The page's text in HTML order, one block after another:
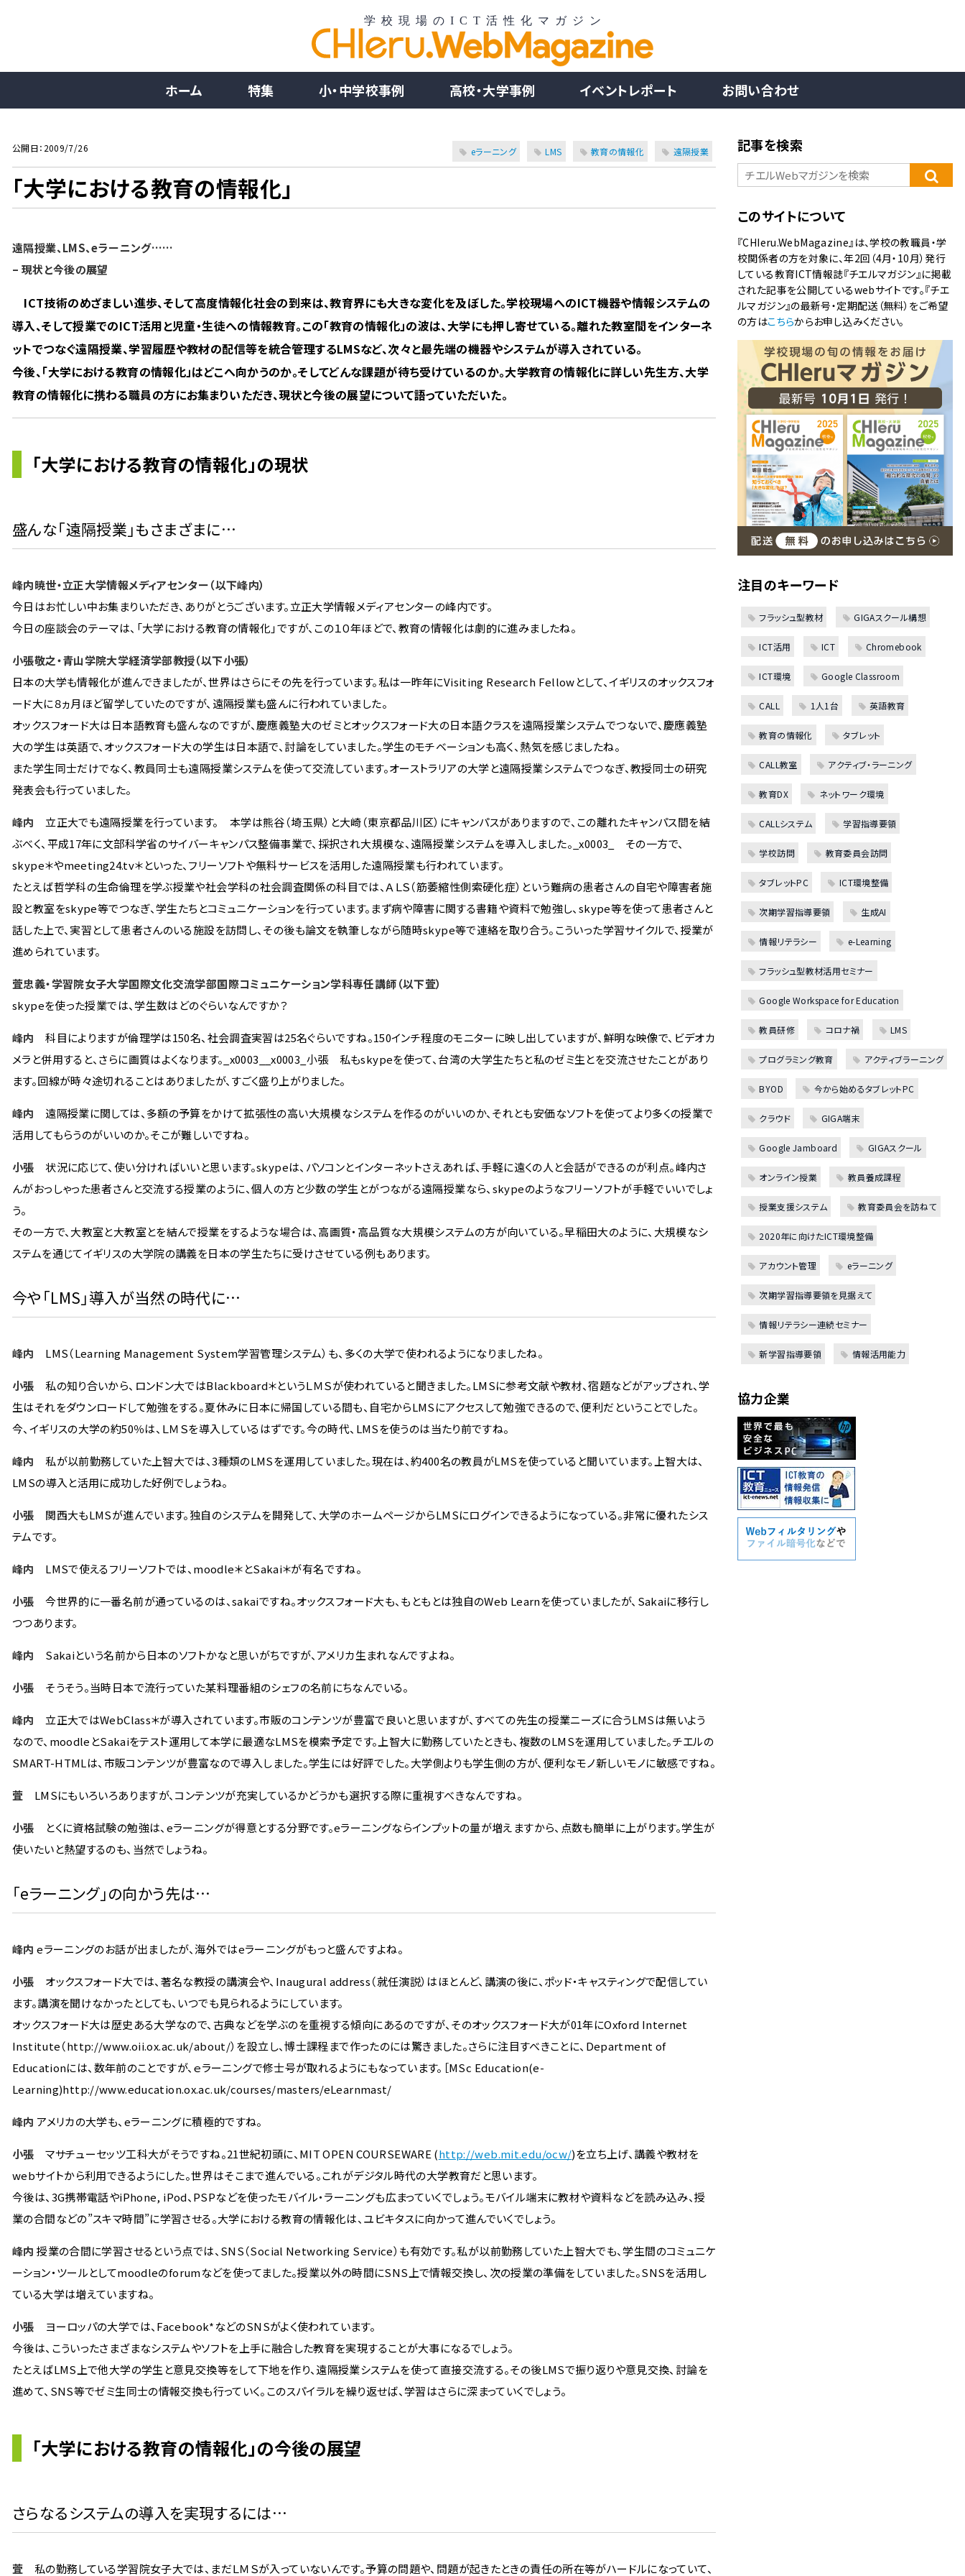
ホーム 特集 小・中学校事例 高校・大学事例 イベントレポート お問い合わせ
公開日：2009/7/26 eラーニング LMS 教育の情報化 遠隔授業
「大学における教育の情報化」
遠隔授業、LMS、eラーニング……
– 現状と今後の展望
ICT技術のめざましい進歩、そして高度情報化社会の到来は、教育界にも大きな変化を及ぼした。学校現場へのICT機器や情報システムの
導入、そして授業でのICT活用と児童・生徒への情報教育。この「教育の情報化」の波は、大学にも押し寄せている。離れた教室間をインターネ
ットでつなぐ遠隔授業、学習履歴や教材の配信等を統合管理するLMSなど、次々と最先端の機器やシステムが導入されている。
今後、「大学における教育の情報化」はどこへ向かうのか。そしてどんな課題が待ち受けているのか。大学教育の情報化に詳しい先生方、大学
教育の情報化に携わる職員の方にお集まりいただき、現状と今後の展望について語っていただいた。
「大学における教育の情報化」の現状
盛んな「遠隔授業」もさまざまに…
峰内暁世・立正大学情報メディアセンター（以下峰内）
今日はお忙しい中お集まりいただき、ありがとうございます。立正大学情報メディアセンターの峰内です。
今日の座談会のテーマは、「大学における教育の情報化」ですが、この１０年ほどで、教育の情報化は劇的に進みましたね。
小張敬之・青山学院大学経済学部教授（以下小張）
日本の大学も情報化が進んできましたが、世界はさらにその先を行っています。私は一昨年にVisiting Research Fellowとして、イギリスのオックスフォ
ード大に８ヵ月ほど留学していたのですが、遠隔授業も盛んに行われていました。
オックスフォード大は日本語教育も盛んなのですが、慶應義塾大のゼミとオックスフォード大の日本語クラスを遠隔授業システムでつないで、慶應義塾
大の学生は英語で、オックスフォード大の学生は日本語で、討論をしていました。学生のモチベーションも高く、熱気を感じましたね。
また学生同士だけでなく、教員同士も遠隔授業システムを使って交流しています。オーストラリアの大学と遠隔授業システムでつなぎ、教授同士の研究
発表会も行っていました。
峰内 立正大でも遠隔授業を行っています。 本学は熊谷（埼玉県）と大崎（東京都品川区）にキャンパスがありますので、この離れたキャンパス間を結
ぶべく、平成17年に文部科学省のサイバーキャンパス整備事業で、採択され大規模な、遠隔授業システムを導入しました。_x0003_ その一方で、
skype＊やmeeting24.tv＊といった、フリーソフトや無料サービスを活用した遠隔授業も行われています。
たとえば哲学科の生命倫理を学ぶ授業や社会学科の社会調査関係の科目では、ＡＬＳ（筋萎縮性側索硬化症）という難病の患者さんの自宅や障害者施
設と教室をskype等でつなぎ、学生たちとコミュニケーションを行っています。まず病や障害に関する書籍や資料で勉強し、skype等を使って患者さんと
話した上で、実習として患者さんのいる施設を訪問し、その後も論文を執筆しながら随時skype等で連絡を取り合う。こういった学習サイクルで、授業が
進められています。
萓忠義・学習院女子大学国際文化交流学部国際コミュニケーション学科専任講師（以下萓）
skypeを使った授業では、学生数はどのぐらいなんですか？
峰内科目によりますが倫理学は150名、社会調査実習は25名ぐらいですね。150インチ程度のモニターに映し出していますが、鮮明な映像で、ビデオカ
メラと併用すると、さらに画質はよくなります。_x0003__x0003_小張 私もskypeを使って、台湾の大学生たちと私のゼミ生とを交流させたことがあり
ます。回線が時々途切れることはありましたが、すごく盛り上がりました。
峰内 遠隔授業に関しては、多額の予算をかけて拡張性の高い大規模なシステムを作るのがいいのか、それとも安価なソフトを使ってより多くの授業で
活用してもらうのがいいのか。そこが難しいですね。
小張 状況に応じて、使い分ければいいと思います。skypeは、パソコンとインターネットさえあれば、手軽に遠くの人と会話ができるのが利点。峰内さ
んがおっしゃった患者さんと交流する授業のように、個人の方と少数の学生とがつながる遠隔授業なら、skypeのようなフリーソフトが手軽でいいでしょ
う。
その一方で、大教室と大教室とを結んで授業をするような場合は、高画質・高品質な大規模システムの方が向いている。早稲田大のように、大規模なシ
ステムを通じてイギリスの大学院の講義を日本の学生たちに受けさせている例もあります。
今や「LMS」導入が当然の時代に…
峰内 LMS（Learning Management System学習管理システム）も、多くの大学で使われるようになりましたね。
小張 私の知り合いから、ロンドン大ではBlackboard＊というＬＭＳが使われていると聞きました。LMSに参考文献や教材、宿題などがアップされ、学
生はそれをダウンロードして勉強をする。夏休みに日本に帰国している間も、自宅からLMSにアクセスして勉強できるので、便利だということでした。
今、イギリスの大学の約50％は、ＬＭＳを導入しているはずです。今の時代、LMSを使うのは当たり前ですね。
峰内 私が以前勤務していた上智大では、3種類のLMSを運用していました。現在は、約400名の教員がLMSを使っていると聞いています。上智大は、
LMSの導入と活用に成功した好例でしょうね。
小張 関西大もLMSが進んでいます。独自のシステムを開発して、大学のホームページからLMSにログインできるようになっている。非常に優れたシス
テムです。
峰内 LMSで使えるフリーソフトでは、moodle＊とSakai＊が有名ですね。
小張 今世界的に一番名前が通っているのは、sakaiですね。オックスフォード大も、もともとは独自のWeb Learnを使っていましたが、Sakaiに移行し
つつあります。
峰内 Sakaiという名前から日本のソフトかなと思いがちですが、アメリカ生まれなんですよね。
小張 そうそう。当時日本で流行っていた某料理番組のシェフの名前にちなんでいる。
峰内 立正大ではWebClass＊が導入されています。市販のコンテンツが豊富で良いと思いますが、すべての先生の授業ニーズに合うLMSは無いよう
なので、moodleとSakaiをテスト運用して本学に最適なLMSを模索予定です。上智大に勤務していたときも、複数のLMSを運用していました。チエルの
SMART-HTMLは、市販コンテンツが豊富なので導入しました。学生には好評でした。大学側よりも学生側の方が、便利なモノ新しいモノに敏感ですね。
萓 LMSにもいろいろありますが、コンテンツが充実しているかどうかも選択する際に重視すべきなんですね。
小張 とくに資格試験の勉強は、eラーニングが得意とする分野です。eラーニングならインプットの量が増えますから、点数も簡単に上がります。学生が
使いたいと熱望するのも、当然でしょうね。
「eラーニング」の向かう先は…
峰内 eラーニングのお話が出ましたが、海外ではeラーニングがもっと盛んですよね。
小張 オックスフォード大では、著名な教授の講演会や、Inaugural address（就任演説）はほとんど、講演の後に、ポッド・キャスティングで配信してい
ます。講演を聞けなかったとしても、いつでも見られるようにしています。
オックスフォード大は歴史ある大学なので、古典などを学ぶのを重視する傾向にあるのですが、そのオックスフォード大が01年にOxford Internet
Institute（http://www.oii.ox.ac.uk/about/）を設立し、博士課程まで作ったのには驚きました。さらに注目すべきことに、Department of
Educationには、数年前のことですが、ｅラーニングで修士号が取れるようにもなっています。［MSc Education(e-
Learning)http://www.education.ox.ac.uk/courses/masters/eLearnmast/
峰内 アメリカの大学も、eラーニングに積極的ですね。
小張 マサチューセッツ工科大がそうですね。21世紀初頭に、MIT OPEN COURSEWARE (http://web.mit.edu/ocw/)を立ち上げ、講義や教材を
webサイトから利用できるようにした。世界はそこまで進んでいる。これがデジタル時代の大学教育だと思います。
今後は、3G携帯電話やiPhone, iPod、PSPなどを使ったモバイル・ラーニングも広まっていくでしょう。モバイル端末に教材や資料などを読み込み、授
業の合間などの”スキマ時間”に学習させる。大学における教育の情報化は、ユビキタスに向かって進んでいくでしょう。
峰内授業の合間に学習させるという点では、SNS（Social Networking Service）も有効です。私が以前勤務していた上智大でも、学生間のコミュニケ
ーション・ツールとしてmoodleのforumなどを使ってました。授業以外の時間にSNS上で情報交換し、次の授業の準備をしていました。SNSを活用し
ている大学は増えていますね。
小張 ヨーロッパの大学では、Facebook*などのSNSがよく使われています。
今後は、こういったさまざまなシステムやソフトを上手に融合した教育を実現することが大事になるでしょう。
たとえばLMS上で他大学の学生と意見交換等をして下地を作り、遠隔授業システムを使って直接交流する。その後LMSで振り返りや意見交換、討論を
進めて、SNS等でゼミ生同士の情報交換も行っていく。このスパイラルを繰り返せば、学習はさらに深まっていくでしょう。
「大学における教育の情報化」の今後の展望
さらなるシステムの導入を実現するには…
萓 私の勤務している学習院女子大では、まだＬＭＳが入っていないんです。予算の問題や、問題が起きたときの責任の所在等がハードルになっていて、
記事を検索
このサイトについて
『CHIeru.WebMagazine』は、学校の教職員・学
校関係者の方を対象に、年2回（4月・10月）発行
している教育ICT情報誌『チエルマガジン』に掲載
された記事を公開しているwebサイトです。『チエ
ルマガジン』の最新号・定期配送（無料）をご希望
の方はこちらからお申し込みください。
注目のキーワード
フラッシュ型教材 GIGAスクール構想
ICT活用 ICT Chromebook
ICT環境 Google Classroom
CALL 1人1台 英語教育
教育の情報化 タブレット
CALL教室 アクティブ・ラーニング
教育DX ネットワーク環境
CALLシステム 学習指導要領
学校訪問 教育委員会訪問
タブレットPC ICT環境整備
次期学習指導要領 生成AI
情報リテラシー e-Learning
フラッシュ型教材活用セミナー
Google Workspace for Education
教員研修 コロナ禍 LMS
プログラミング教育 アクティブラーニング
BYOD 今から始めるタブレットPC
クラウド GIGA端末
Google Jamboard GIGAスクール
オンライン授業 教員養成課程
授業支援システム 教育委員会を訪ねて
2020年に向けたICT環境整備
アカウント管理 eラーニング
次期学習指導要領を見据えて
情報リテラシー連続セミナー
新学習指導要領 情報活用能力
協力企業